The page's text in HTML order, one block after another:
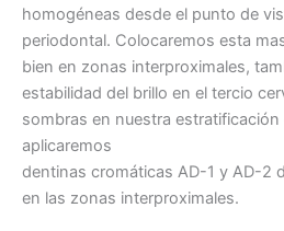
homogéneas desde el punto de
periodontal. Colocaremos esta
bien en zonas interproximales,
estabilidad del brillo en el tercio
sombras en nuestra
aplicaremos
dentinas cromáticas AD-1 y AD-2
en las zonas interproximales.